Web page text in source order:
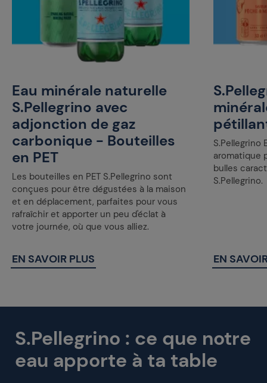
Eau minérale naturelle
S.Pellegrino avec
adjonction de gaz
carbonique - Bouteilles
en PET
Les bouteilles en PET S.Pellegrino sont
conçues pour être dégustées à la maison
et en déplacement, parfaites pour vous
rafraîchir et apporter un peu d'éclat à
votre journée, où que vous alliez.
EN SAVOIR PLUS
S.Pellegrino
aromatique
bulles
S.Pellegrino.
EN
S.Pellegrino : ce que notre
eau apporte à ta table